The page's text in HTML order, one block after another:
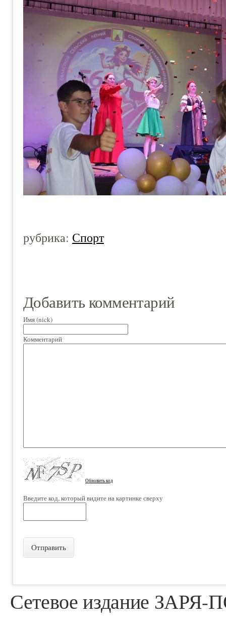
рубрика: Спорт
Добавить комментарий
Имя (nick)
Комментарий
Обновить код
Введите код, который видите на картинке сверху
Отправить
Сетевое издание